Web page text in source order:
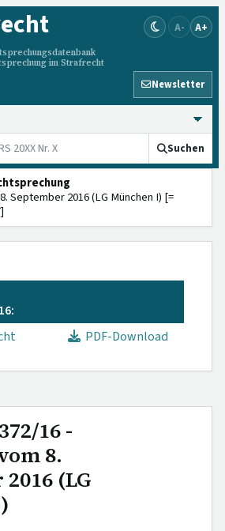
im Strafrecht
A- A+
Newsletter
Suchen
September 2016 (LG München I) [=
PDF-Download
16 -
8.
(LG